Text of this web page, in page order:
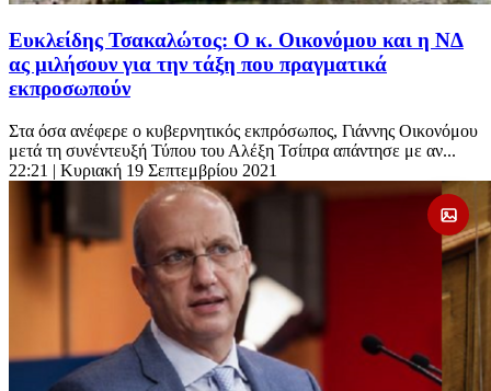
Ευκλείδης Τσακαλώτος: Ο κ. Οικονόμου και η ΝΔ
ας μιλήσουν για την τάξη που πραγματικά
εκπροσωπούν
Στα όσα ανέφερε ο κυβερνητικός εκπρόσωπος, Γιάννης Οικονόμου
μετά τη συνέντευξή Τύπου του Αλέξη Τσίπρα απάντησε με αν...
22:21 | Κυριακή 19 Σεπτεμβρίου 2021